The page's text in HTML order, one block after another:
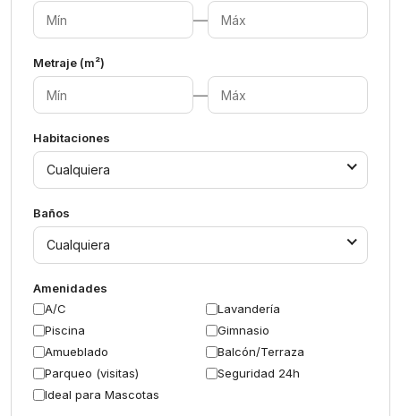
—
Metraje (m²)
—
Habitaciones
Cualquiera
Baños
Cualquiera
Amenidades
A/C
Lavandería
Piscina
Gimnasio
Amueblado
Balcón/Terraza
Parqueo (visitas)
Seguridad 24h
Ideal para Mascotas